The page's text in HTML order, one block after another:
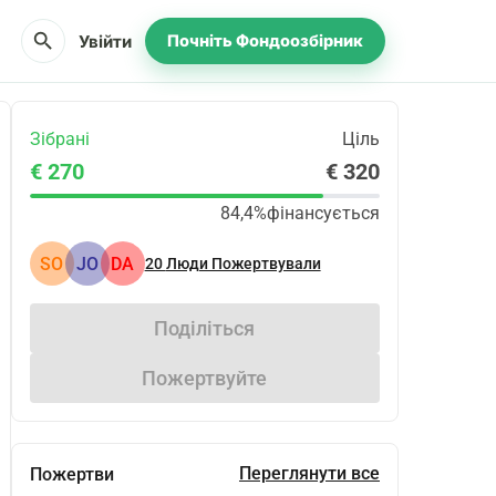
search Увійти Почніть Фондоозбірник
Зібрані Ціль
€ 270 € 320
84,4%фінансується
SO JO DA 20Люди Пожертвували
Поділіться
Пожертвуйте
Пожертви Переглянути все